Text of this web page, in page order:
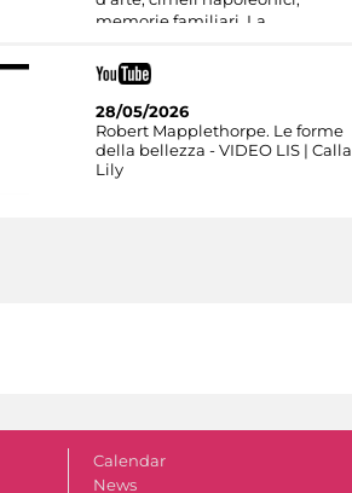
memorie familiari. La
28/05/2026
Robert Mapplethorpe. Le forme
della bellezza - VIDEO LIS | Calla
Lily
Calendar
News